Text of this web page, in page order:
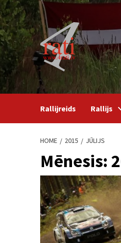
Skip
to
content
Rallijreids Rallijs
HOME 2015 JŪLIJS
Mēnesis: